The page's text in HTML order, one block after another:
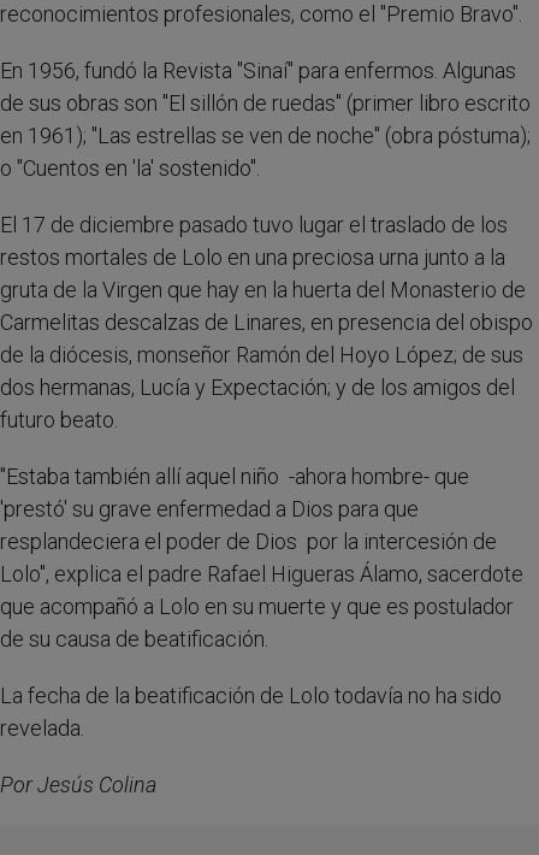
reconocimientos profesionales, como el "Premio Bravo".
En 1956, fundó la Revista "Sinaí" para enfermos. Algunas
de sus obras son "El sillón de ruedas" (primer libro escrito
en 1961); "Las estrellas se ven de noche" (obra póstuma);
o "Cuentos en 'la' sostenido".
El 17 de diciembre pasado tuvo lugar el traslado de los
restos mortales de Lolo en una preciosa urna junto a la
gruta de la Virgen que hay en la huerta del Monasterio de
Carmelitas descalzas de Linares, en presencia del obispo
de la diócesis, monseñor Ramón del Hoyo López; de sus
dos hermanas, Lucía y Expectación; y de los amigos del
futuro beato.
"Estaba también allí aquel niño -ahora hombre- que
'prestó' su grave enfermedad a Dios para que
resplandeciera el poder de Dios por la intercesión de
Lolo", explica el padre Rafael Higueras Álamo, sacerdote
que acompañó a Lolo en su muerte y que es postulador
de su causa de beatificación.
La fecha de la beatificación de Lolo todavía no ha sido
revelada.
Por Jesús Colina